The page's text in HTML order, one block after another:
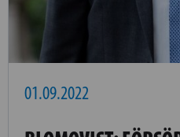
01.09.2022